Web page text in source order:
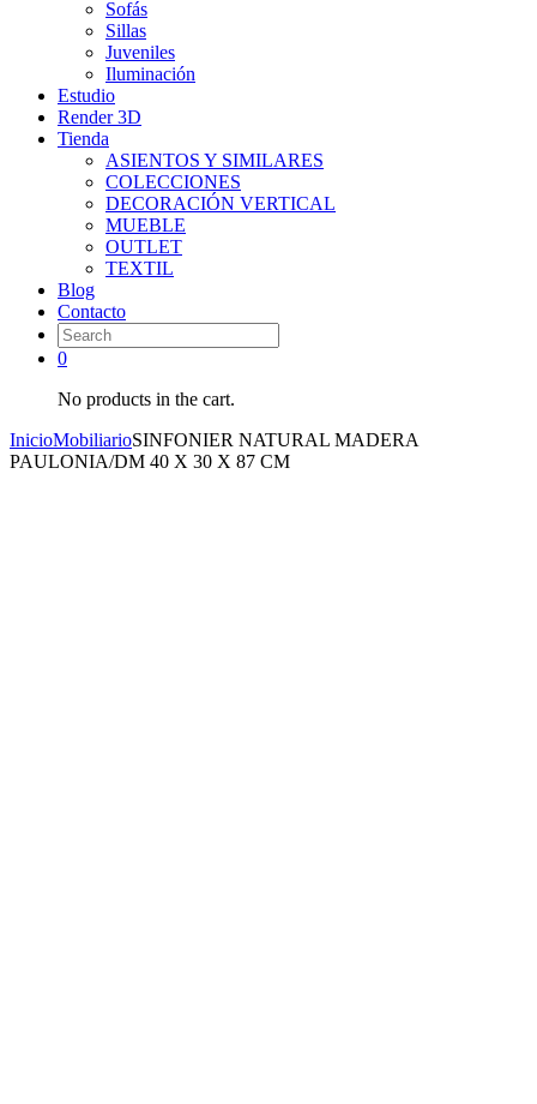
Sofás
Sillas
Juveniles
Iluminación
Estudio
Render 3D
Tienda
ASIENTOS Y SIMILARES
COLECCIONES
DECORACIÓN VERTICAL
MUEBLE
OUTLET
TEXTIL
Blog
Contacto
0
No products in the cart.
InicioMobiliarioSINFONIER NATURAL MADERA
PAULONIA/DM 40 X 30 X 87 CM